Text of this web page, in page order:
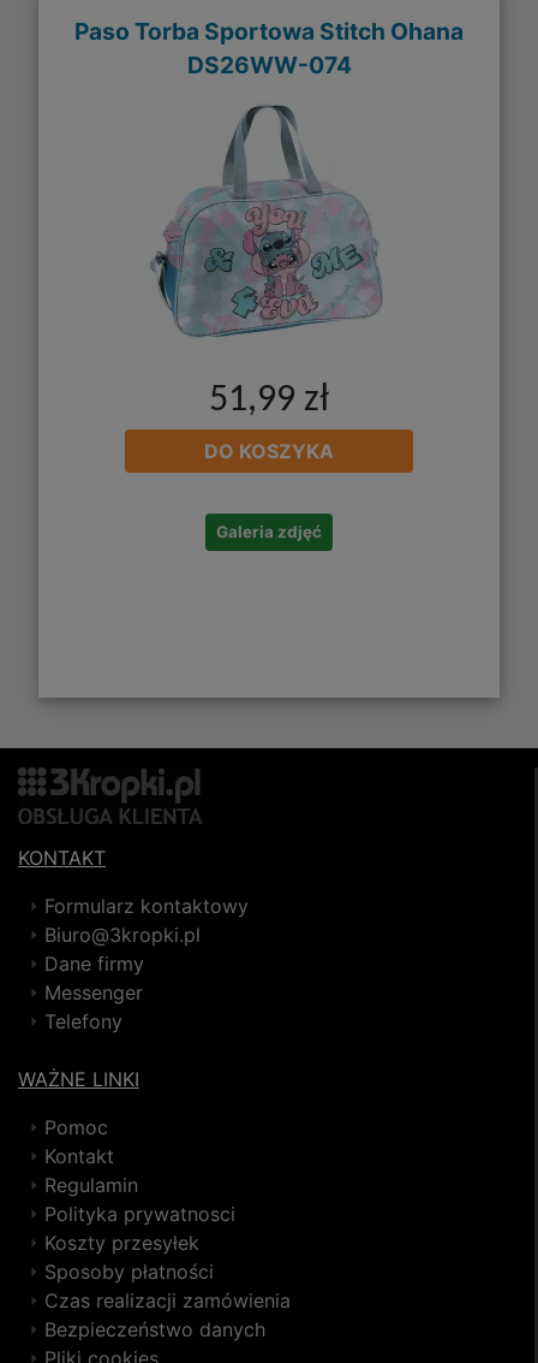
Paso Torba Sportowa Stitch Ohana
DS26WW-074
51,99 zł
DO KOSZYKA
Galeria zdjęć
KONTAKT
Formularz kontaktowy
Biuro@3kropki.pl
Dane firmy
Messenger
Telefony
WAŻNE LINKI
Pomoc
Kontakt
Regulamin
Polityka prywatnosci
Koszty przesyłek
Sposoby płatności
Czas realizacji zamówienia
Bezpieczeństwo danych
Pliki cookies